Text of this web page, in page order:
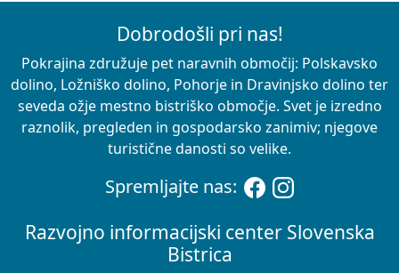
Razvojno informacijski center Slovenska
Bistrica
Dobrodošli pri nas!
Pokrajina združuje pet naravnih območij: Polskavsko
dolino, Ložniško dolino, Pohorje in Dravinjsko dolino ter
seveda ožje mestno bistriško območje. Svet je izredno
raznolik, pregleden in gospodarsko zanimiv; njegove
turistične danosti so velike.
Spremljajte nas: